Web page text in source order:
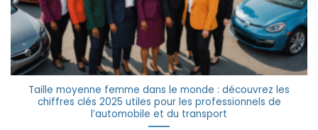
Taille moyenne femme dans le monde : découvrez les
chiffres clés 2025 utiles pour les professionnels de
l’automobile et du transport